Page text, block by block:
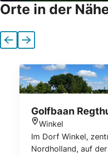
Orte in der
VorherigeNächste
Golfbaan
Standort
Winkel
Im Dorf Winkel,
Nordholland, auf